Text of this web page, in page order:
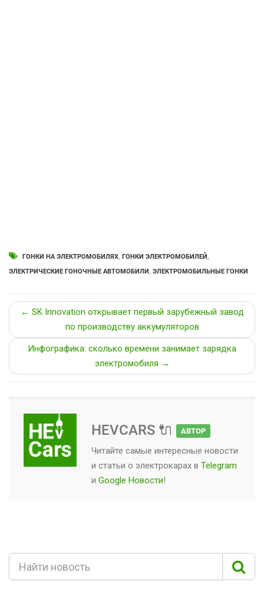
ГОНКИ НА ЭЛЕКТРОМОБИЛЯХ, ГОНКИ ЭЛЕКТРОМОБИЛЕЙ,
ЭЛЕКТРИЧЕСКИЕ ГОНОЧНЫЕ АВТОМОБИЛИ, ЭЛЕКТРОМОБИЛЬНЫЕ ГОНКИ
← SK Innovation открывает первый зарубежный завод
по производству аккумуляторов
Инфографика: сколько времени занимает зарядка
электромобиля →
HEVCARS 🔌 АВТОР
Читайте самые интересные новости
и статьи о электрокарах в Telegram
и Google Новости!